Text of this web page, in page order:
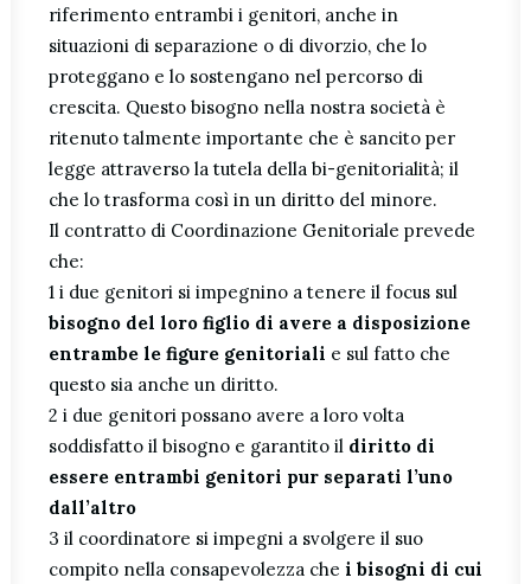
riferimento entrambi i genitori, anche in
situazioni di separazione o di divorzio, che lo
proteggano e lo sostengano nel percorso di
crescita. Questo bisogno nella nostra società è
ritenuto talmente importante che è sancito per
legge attraverso la tutela della bi-genitorialità; il
che lo trasforma così in un diritto del minore.
Il contratto di Coordinazione Genitoriale prevede
che:
1 i due genitori si impegnino a tenere il focus sul
bisogno del loro figlio di avere a disposizione
entrambe le figure genitoriali e sul fatto che
questo sia anche un diritto.
2 i due genitori possano avere a loro volta
soddisfatto il bisogno e garantito il diritto di
essere entrambi genitori pur separati l’uno
dall’altro
3 il coordinatore si impegni a svolgere il suo
compito nella consapevolezza che i bisogni di cui